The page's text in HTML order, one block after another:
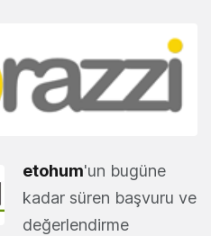
etohum'un bugüne
kadar süren başvuru ve
değerlendirme